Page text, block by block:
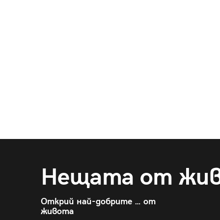
Нещата от
Открий най-добрите … от
живота